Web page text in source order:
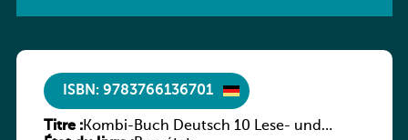
ISBN: 9783766136701
Titre :Kombi-Buch Deutsch 10 Lese- und